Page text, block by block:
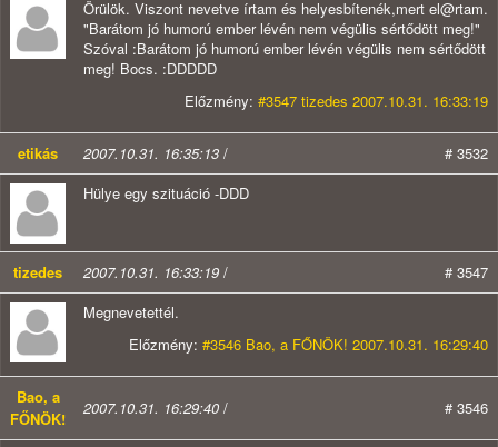
Örülök. Viszont nevetve írtam és helyesbítenék,mert el@rtam.
"Barátom jó humorú ember lévén nem végülis sértődött meg!"
Szóval :Barátom jó humorú ember lévén végülis nem sértődött
meg! Bocs. :DDDDD
Előzmény: #3547 tizedes 2007.10.31. 16:33:19
etikás 2007.10.31. 16:35:13 /
# 3532
Hülye egy szituáció -DDD
tizedes 2007.10.31. 16:33:19 /
# 3547
Megnevetettél.
Előzmény: #3546 Bao, a FŐNÖK! 2007.10.31. 16:29:40
Bao, a
FŐNÖK!
2007.10.31. 16:29:40 / # 3546